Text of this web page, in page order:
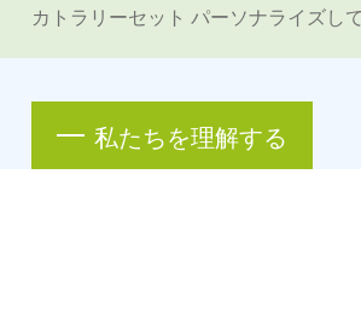
カトラリーセット パーソナライズし
私たちを理解する